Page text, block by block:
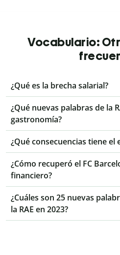
Vocabulario:
¿Qué es la brecha salarial?
¿Qué nuevas palabras de la
gastronomía?
¿Qué consecuencias tiene el
¿Cómo recuperó el FC
financiero?
¿Cuáles son 25 nuevas
la RAE en 2023?